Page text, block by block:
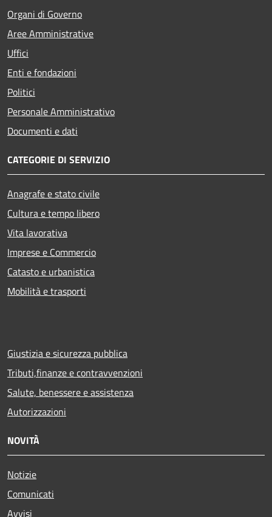
Organi di Governo
Aree Amministrative
Uffici
Enti e fondazioni
Politici
Personale Amministrativo
Documenti e dati
CATEGORIE DI SERVIZIO
Anagrafe e stato civile
Cultura e tempo libero
Vita lavorativa
Imprese e Commercio
Catasto e urbanistica
Mobilità e trasporti
Giustizia e sicurezza pubblica
Tributi,finanze e contravvenzioni
Salute, benessere e assistenza
Autorizzazioni
NOVITÀ
Notizie
Comunicati
Avvisi